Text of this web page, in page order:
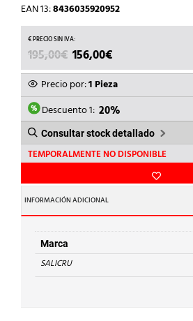
EAN 13:8436035920952
195,00€ EL
PRECIO
ORIGINAL
ERA:
195,00€.
156,00€
PRECIO
ACTUAL
ES:
156,00€.
Precio por:1 Pieza
Descuento 1: 20%
Consultar stock detallado
TEMPORALMENTE NO DISPONIBLE
INFORMACIÓN ADICIONAL
Marca
SALICRU